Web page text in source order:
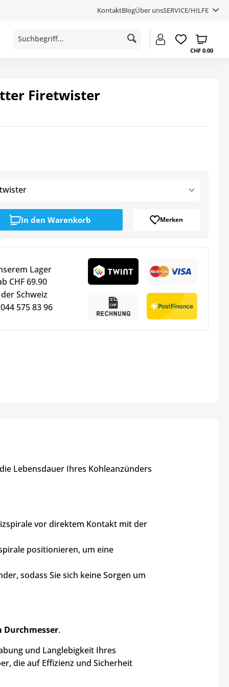
KontaktBlogÜber unsSERVICE/HILFE
CHF 0.00
Firetwister
In den Warenkorb Merken
Lager
CHF 69.90
Schweiz
575 83 96
Lebensdauer Ihres Kohleanzünders
vor direktem Kontakt mit der
positionieren, um eine
sodass Sie sich keine Sorgen um
Durchmesser.
und Langlebigkeit Ihres
die auf Effizienz und Sicherheit